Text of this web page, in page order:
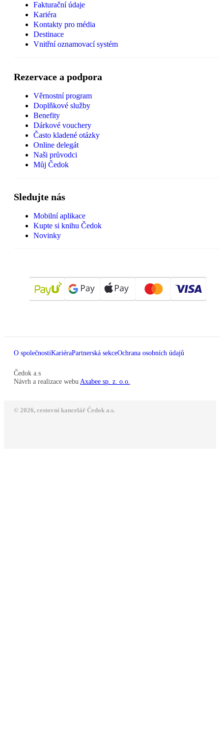
Fakturační údaje
Kariéra
Kontakty pro média
Destinace
Vnitřní oznamovací systém
Rezervace a podpora
Věrnostní program
Doplňkové služby
Benefity
Dárkové vouchery
Často kladené otázky
Online delegát
Naši průvodci
Můj Čedok
Sledujte nás
Mobilní aplikace
Kupte si knihu Čedok
Novinky
O společnostiKariéraPartnerská sekceOchrana osobních údajů
Čedok a.s
Návrh a realizace webu Axabee sp. z. o.o.
© 2026, cestovní kancelář Čedok a.s.